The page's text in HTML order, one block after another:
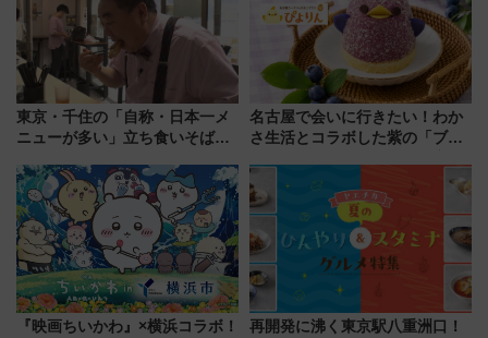
東京・千住の「自称・日本一メ
ニューが多い」立ち食いそば屋
地のふらっと立ち食いそば』
7/27夜10時～放送
名古屋で会いに行きたい！わか
さ生活とコラボした紫の「ブル
売
『映画ちいかわ』×横浜コラボ！
再開発に沸く東京駅八重洲口！